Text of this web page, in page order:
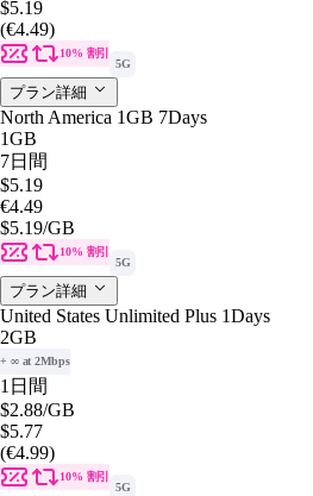
$5.19
(€4.49)
10% 割引
5G
プラン詳細
North America 1GB 7Days
1GB
7日間
$5.19
€4.49
$5.19/GB
10% 割引
5G
プラン詳細
United States Unlimited Plus 1Days
2GB
+ ∞ at 2Mbps
1日間
$2.88/GB
$5.77
(€4.99)
10% 割引
5G